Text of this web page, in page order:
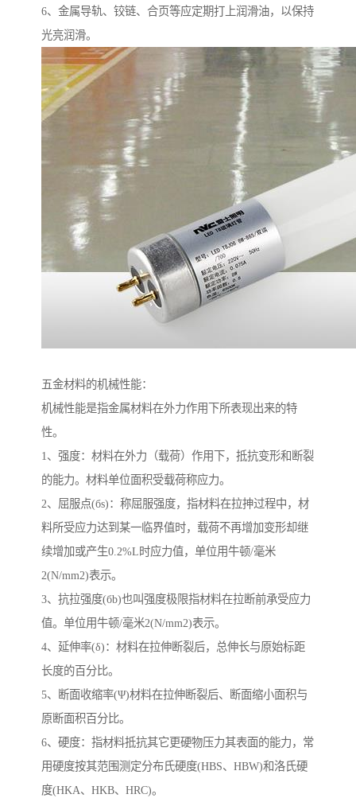
6、金属导轨、铰链、合页等应定期打上润滑油，以保持
光亮润滑。
五金材料的机械性能：
机械性能是指金属材料在外力作用下所表现出来的特
性。
1、强度：材料在外力（载荷）作用下，抵抗变形和断裂
的能力。材料单位面积受载荷称应力。
2、屈服点(бs)：称屈服强度，指材料在拉抻过程中，材
料所受应力达到某一临界值时，载荷不再增加变形却继
续增加或产生0.2%L时应力值，单位用牛顿/毫米
2(N/mm2)表示。
3、抗拉强度(бb)也叫强度极限指材料在拉断前承受应力
值。单位用牛顿/毫米2(N/mm2)表示。
4、延伸率(δ)：材料在拉伸断裂后，总伸长与原始标距
长度的百分比。
5、断面收缩率(Ψ)材料在拉伸断裂后、断面缩小面积与
原断面积百分比。
6、硬度：指材料抵抗其它更硬物压力其表面的能力，常
用硬度按其范围测定分布氏硬度(HBS、HBW)和洛氏硬
度(HKA、HKB、HRC)。